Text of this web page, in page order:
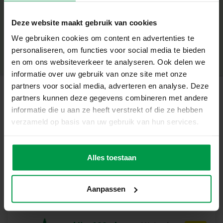
Deze website maakt gebruik van cookies
We gebruiken cookies om content en advertenties te
personaliseren, om functies voor social media te bieden
en om ons websiteverkeer te analyseren. Ook delen we
informatie over uw gebruik van onze site met onze
partners voor social media, adverteren en analyse. Deze
partners kunnen deze gegevens combineren met andere
informatie die u aan ze heeft verstrekt of die ze hebben
verzameld op basis van uw gebruik van hun services.
Alles toestaan
Aanpassen
Wat deze set geweldig maakt
Inclusief 6 ringen en 2 armbanden om zelf te versieren
180 diamanten in 5 heldere kleuren
Complete set – alles wat je nodig hebt om direct te
beginnen
Stimuleert creativiteit, fijne motoriek en gevoel voor stijl
Ideaal voor alleen knutselen of samen met vriendinnen
Creëer jouw eigen schitterende sieraden
Kinderen kunnen hun sieraden ontwerpen zoals zij
glinsterend. De kleurrijke diamanten geven elk sieraad
een sprankelend effect, waardoor het een echt pronkstuk
wordt. Perfect om zelf te dragen of cadeau te doen.
2 armbanden
Productnummer|
14706
Deel dit product
Gerelateerde producten
Vingerverf 6
kleuren x 110ml
Minimale